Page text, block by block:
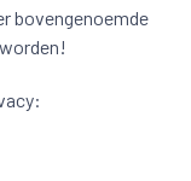
bovengenoemde